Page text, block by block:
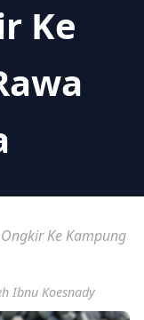
Ke
Ke Kampung
Ibnu Koesnady